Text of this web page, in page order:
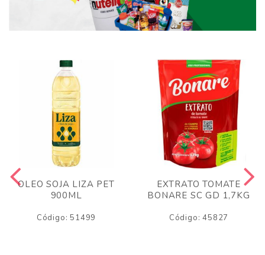
OLEO SOJA LIZA PET
900ML
Código: 51499
EXTRATO TOMATE
BONARE SC GD 1,7KG
Código: 45827